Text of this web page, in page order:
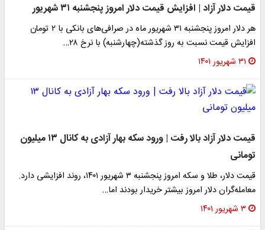
قیمت دلار آزاد | افزایش قیمت دلار امروز پنجشنبه ۳۱ شهریور
هر دلار امروز پنجشنبه ۳۱ شهریور ماه در صرافی‌های بانکی با ۲ تومان
افزایش قیمت نسبت به روز گذشته(چهارشنبه) با نرخ ۲۸…
۳۱ شهریور ۱۴۰۱
قیمت دلار آزاد بالا رفت | ورود سکه بهار آزادی به کانال ۱۳ میلیون
تومانی
قیمت دلار، طلا و سکه امروز پنجشنبه ۳ شهریور ۱۴۰۱، روند افزایشی دارد.
معامله‌گران دلار امروز بیشتر خریدار بودند اما…
۳ شهریور ۱۴۰۱